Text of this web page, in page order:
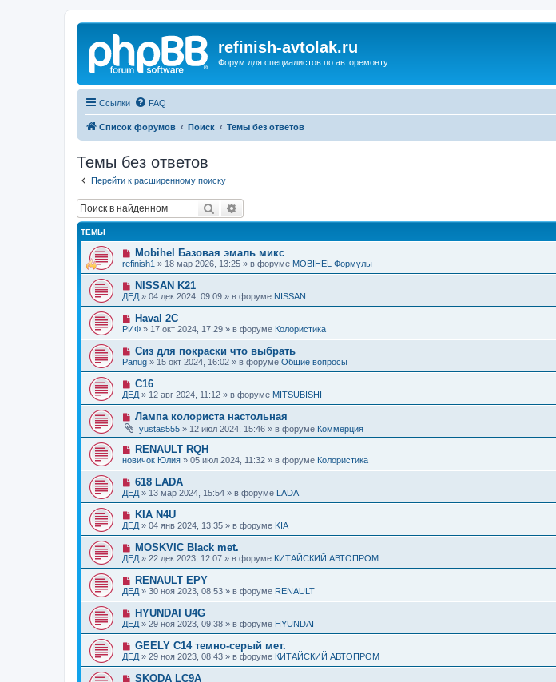
refinish-avtolak.ru
Форум для специалистов по авторемонту
Ссылки FAQ
Список форумов Поиск Темы без ответов
Темы без ответов
Перейти к расширенному поиску
Поиск
ТЕМЫ
Н
о
в
о
е
с
о
б
щ
е
н
и
е
Mobihel Базовая эмаль микс
refinish1 » 18 мар 2026, 13:25 » в форуме MOBIHEL Формулы
Н
о
в
о
е
с
о
о
б
щ
е
н
и
е
NISSAN K21
ДЕД » 04 дек 2024, 09:09 » в форуме NISSAN
Н
о
в
е
с
о
о
б
щ
е
н
и
е
Haval 2C
РИФ » 17 окт 2024, 17:29 » в форуме Колористика
Н
о
в
е
с
о
о
б
щ
е
н
и
е
Сиз для покраски что выбрать
Panug » 15 окт 2024, 16:02 » в форуме Общие вопросы
Н
о
в
е
с
о
б
щ
е
н
и
е
C16
ДЕД » 12 авг 2024, 11:12 » в форуме MITSUBISHI
Н
в
о
е
с
о
о
б
щ
е
н
и
е
Лампа колориста настольная
yustas555 » 12 июл 2024, 15:46 » в форуме Коммерция
Н
о
в
е
с
о
б
щ
е
н
и
е
RENAULT RQH
новичок Юлия » 05 июл 2024, 11:32 » в форуме Колористика
Н
о
в
о
е
с
о
б
щ
е
н
и
е
618 LADA
ДЕД » 13 мар 2024, 15:54 » в форуме LADA
Н
о
в
о
е
с
о
б
щ
е
н
и
е
KIA N4U
ДЕД » 04 янв 2024, 13:35 » в форуме KIA
Н
о
в
о
е
с
о
б
щ
е
н
и
е
MOSKVIC Black met.
ДЕД » 22 дек 2023, 12:07 » в форуме КИТАЙСКИЙ АВТОПРОМ
Н
о
в
о
е
с
о
о
б
щ
е
RENAULT EPY
ДЕД » 30 ноя 2023, 08:53 » в форуме RENAULT
Н
о
в
е
с
о
о
HYUNDAI U4G
ДЕД » 29 ноя 2023, 09:38 » в форуме HYUNDAI
Н
о
в
о
GEELY C14 темно-серый мет.
ДЕД » 29 ноя 2023, 08:43 » в форуме КИТАЙСКИЙ АВТОПРОМ
НSKODA LC9A